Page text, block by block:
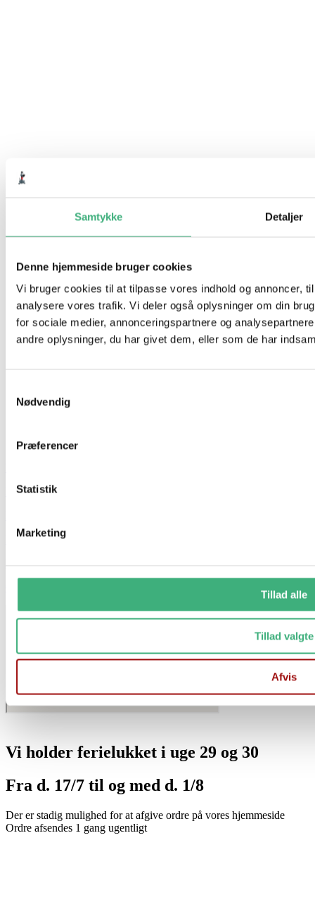
Samtykke Detaljer
Denne hjemmeside bruger cookies
Vi bruger cookies til at tilpasse vores indhold og annoncer,
analysere vores trafik. Vi deler også oplysninger om din
for sociale medier, annonceringspartnere og
andre oplysninger, du har givet dem, eller som de har
Nødvendig
Præferencer
Statistik
Marketing
Tillad alle
Tillad valgte
Afvis
Kontakt
Handelsbetingelser
Vi holder ferielukket i uge 29 og 30
Fra d. 17/7 til og med d. 1/8
Der er stadig mulighed for at afgive ordre på vores hjemmeside
Ordre afsendes 1 gang ugentligt